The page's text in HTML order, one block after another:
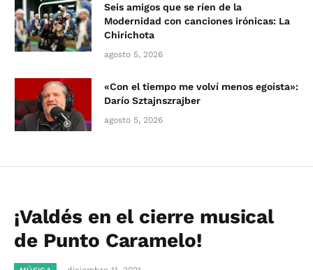
Seis amigos que se ríen de la
Modernidad con canciones irónicas: La
Chirichota
agosto 5, 2026
«Con el tiempo me volví menos egoísta»:
Darío Sztajnszrajber
agosto 5, 2026
¡Valdés en el cierre musical
de Punto Caramelo!